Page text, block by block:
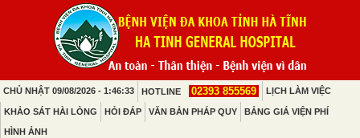
CHỦ NHẬT 09/08/2026 - 1:46:33 HOTLINE 02393 855569 LỊCH LÀM VIỆC
KHẢO SÁT HÀI LÒNG HỎI ĐÁP VĂN BẢN PHÁP QUY BẢNG GIÁ VIỆN PHÍ
HÌNH ẢNH